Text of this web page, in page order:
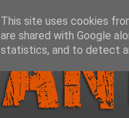
This site uses cookies
are shared with Google
statistics, and to detect